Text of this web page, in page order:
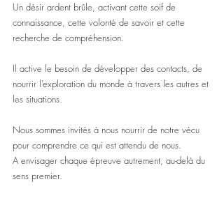
Un désir ardent brûle, activant cette soif de
connaissance, cette volonté de savoir et cette
recherche de compréhension.
Il active le besoin de développer des contacts, de
nourrir l’exploration du monde à travers les autres et
les situations.
Nous sommes invités à nous nourrir de notre vécu
pour comprendre ce qui est attendu de nous.
A envisager chaque épreuve autrement, au-delà du
sens premier.